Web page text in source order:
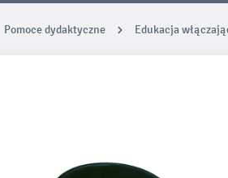
Pomoce dydaktyczne Edukacja